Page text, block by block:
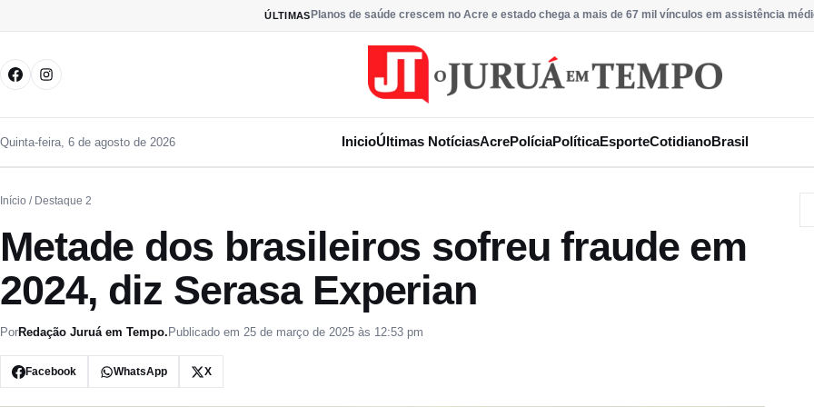
ÚLTIMAS Planos de saúde crescem no Acre e estado chega a mais de 67 mil vínculos em assistência
Quinta-feira, 6 de agosto de 2026 InicioÚltimas NotíciasAcrePolíciaPolíticaEsporteCotidianoBrasil
Início / Destaque 2
Metade dos brasileiros sofreu fraude em
2024, diz Serasa Experian
PorRedação Juruá em Tempo. Publicado em 25 de março de 2025 às 12:53 pm
Facebook WhatsApp X